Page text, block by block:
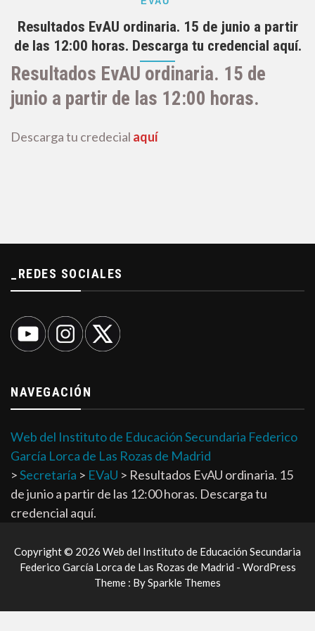
Resultados EvAU ordinaria. 15 de junio a partir
de las 12:00 horas. Descarga tu credencial aquí.
Resultados EvAU ordinaria. 15 de
junio a partir de las 12:00 horas.
Descarga tu credecial aquí
_REDES SOCIALES
NAVEGACIÓN
Web del Instituto de Educación Secundaria Federico
García Lorca de Las Rozas de Madrid
>Secretaría > EVaU > Resultados EvAU ordinaria. 15
de junio a partir de las 12:00 horas. Descarga tu
credencial aquí.
Copyright © 2026 Web del Instituto de Educación Secundaria
Federico García Lorca de Las Rozas de Madrid - WordPress
Theme : BySparkle Themes